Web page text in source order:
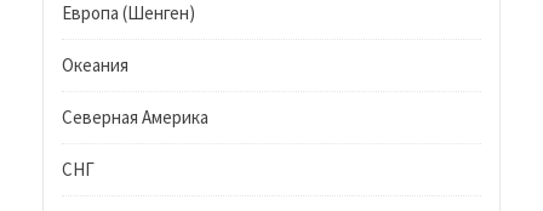
Европа (Шенген)
Океания
Северная Америка
СНГ